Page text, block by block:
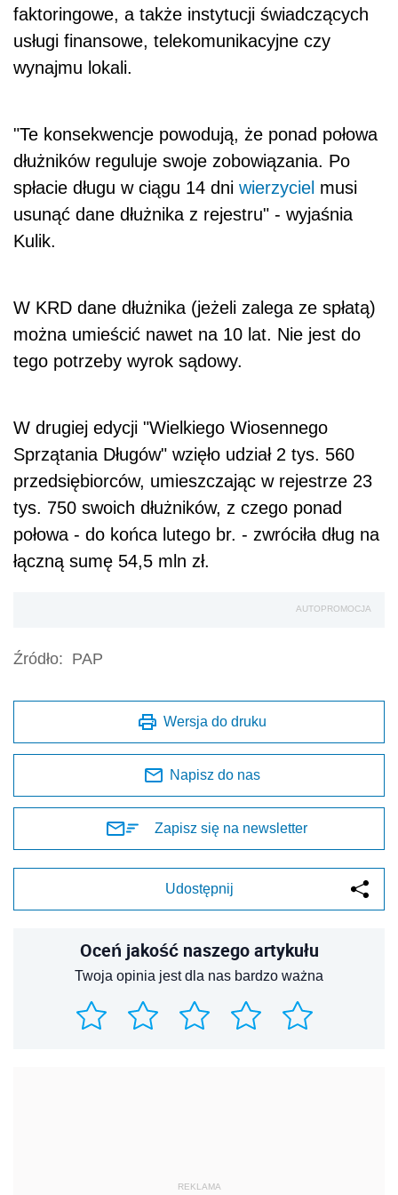
faktoringowe, a także instytucji świadczących
usługi finansowe, telekomunikacyjne czy
wynajmu lokali.
"Te konsekwencje powodują, że ponad połowa
dłużników reguluje swoje zobowiązania. Po
spłacie długu w ciągu 14 dni wierzyciel musi
usunąć dane dłużnika z rejestru" - wyjaśnia
Kulik.
W KRD dane dłużnika (jeżeli zalega ze spłatą)
można umieścić nawet na 10 lat. Nie jest do
tego potrzeby wyrok sądowy.
W drugiej edycji "Wielkiego Wiosennego
Sprzątania Długów" wzięło udział 2 tys. 560
przedsiębiorców, umieszczając w rejestrze 23
tys. 750 swoich dłużników, z czego ponad
połowa - do końca lutego br. - zwróciła dług na
łączną sumę 54,5 mln zł.
AUTOPROMOCJA
Źródło: PAP
Wersja do druku
Napisz do nas
Zapisz się na newsletter
Udostępnij
Oceń jakość naszego artykułu
Twoja opinia jest dla nas bardzo ważna
REKLAMA